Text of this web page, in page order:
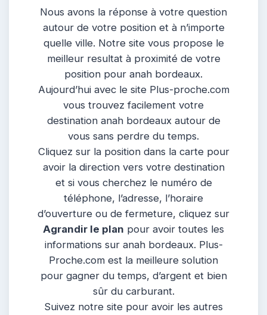
Nous avons la réponse à votre question
autour de votre position et à n’importe
quelle ville. Notre site vous propose le
meilleur resultat à proximité de votre
position pour anah bordeaux.
Aujourd’hui avec le site Plus-proche.com
vous trouvez facilement votre
destination anah bordeaux autour de
vous sans perdre du temps.
Cliquez sur la position dans la carte pour
avoir la direction vers votre destination
et si vous cherchez le numéro de
téléphone, l’adresse, l’horaire
d’ouverture ou de fermeture, cliquez sur
Agrandir le plan pour avoir toutes les
informations sur anah bordeaux. Plus-
Proche.com est la meilleure solution
pour gagner du temps, d’argent et bien
sûr du carburant.
Suivez notre site pour avoir les autres